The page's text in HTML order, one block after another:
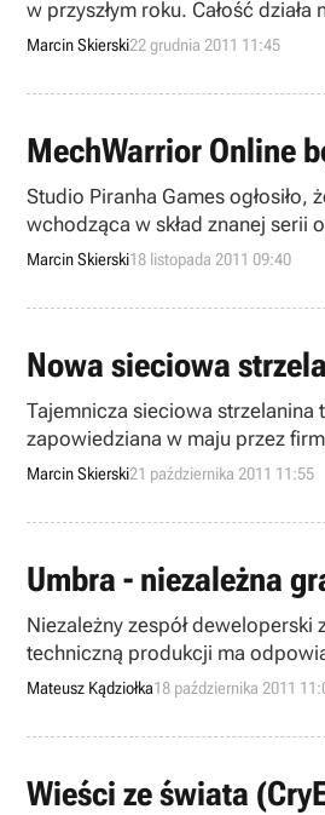
w przyszłym roku. Całość
Marcin Skierski22 grudnia 2011 11:45
MechWarrior Online
Studio Piranha Games
wchodząca w skład znanej serii
Marcin Skierski18 listopada 2011 09:40
Nowa sieciowa
Tajemnicza sieciowa strzelanina
zapowiedziana w maju przez
Marcin Skierski21 października 2011 11:55
Umbra - niezależna
Niezależny zespół deweloperski
techniczną produkcji ma
Mateusz Kądziołka18 października 2011
Wieści ze świata